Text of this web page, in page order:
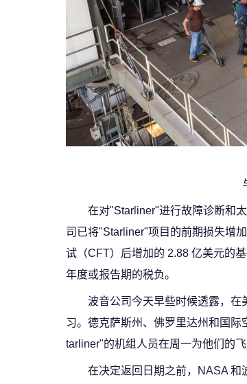
在对"Starliner"进行故障诊断和
司已将"Starliner"项目的前期损失增
试（CFT）后增加的 2.88 亿美元的
年度或报告期的税负。
波音公司今天早些时候透露，
习。德克萨斯州、佛罗里达州和国
tarliner"的机组人员在周一为他们的
在决定返回日期之前，NASA 和